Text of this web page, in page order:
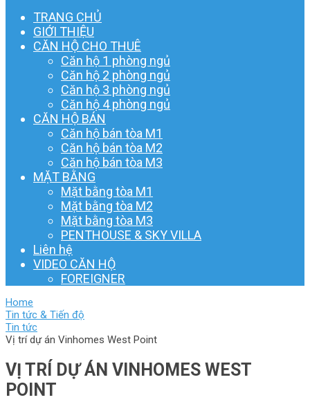
TRANG CHỦ
GIỚI THIỆU
CĂN HỘ CHO THUÊ
Căn hộ 1 phòng ngủ
Căn hộ 2 phòng ngủ
Căn hộ 3 phòng ngủ
Căn hộ 4 phòng ngủ
CĂN HỘ BÁN
Căn hộ bán tòa M1
Căn hộ bán tòa M2
Căn hộ bán tòa M3
MẶT BẰNG
Mặt bằng tòa M1
Mặt bằng tòa M2
Mặt bằng tòa M3
PENTHOUSE & SKY VILLA
Liên hệ
VIDEO CĂN HỘ
FOREIGNER
Home
Tin tức & Tiến độ
Tin tức
Vị trí dự án Vinhomes West Point
VỊ TRÍ DỰ ÁN VINHOMES WEST
POINT